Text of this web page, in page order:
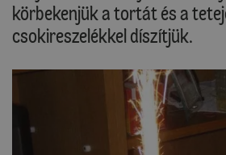
körbekenjük a tortát és a
csokireszelékkel díszítjük.